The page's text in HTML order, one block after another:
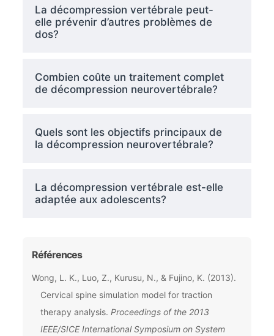
La décompression vertébrale peut-
elle prévenir d’autres problèmes de
dos?
Combien coûte un traitement complet
de décompression neurovertébrale?
Quels sont les objectifs principaux de
la décompression neurovertébrale?
La décompression vertébrale est-elle
adaptée aux adolescents?
Références
Wong, L. K., Luo, Z., Kurusu, N., & Fujino, K. (2013).
Cervical spine simulation model for traction
therapy analysis. Proceedings of the 2013
IEEE/SICE International Symposium on System